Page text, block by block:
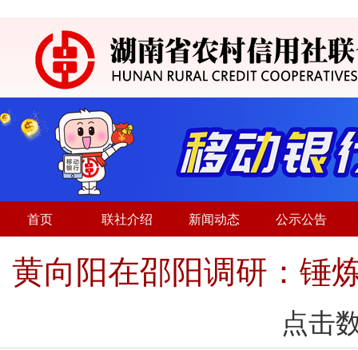
首页 联社介绍 新闻动态 公示公告
黄向阳在邵阳调研：锤
点击